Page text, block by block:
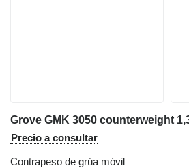
Grove GMK 3050 counterweight
Precio a consultar
Contrapeso de grúa móvil